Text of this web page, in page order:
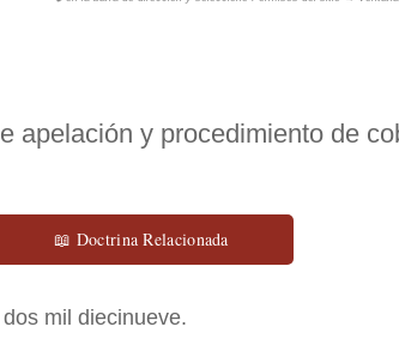
apelación y procedimiento de
📖 Doctrina Relacionada
mil diecinueve.